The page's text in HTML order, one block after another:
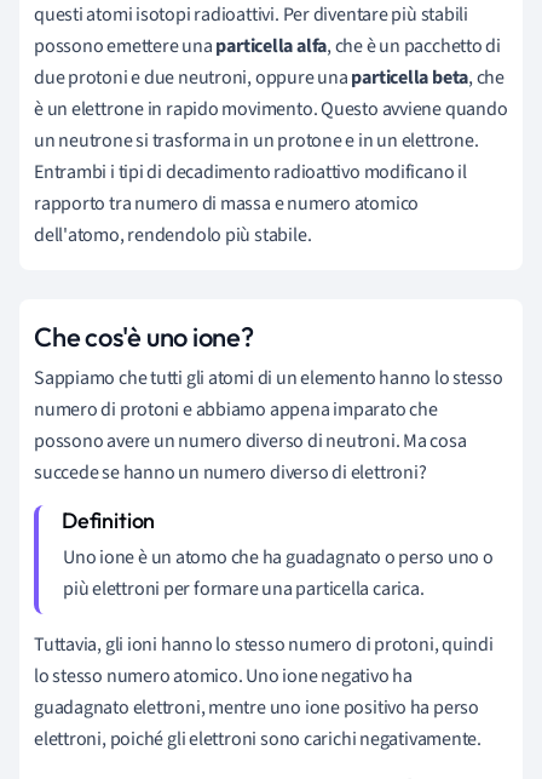
questi atomi isotopi radioattivi. Per diventare più stabili
possono emettere unaparticella alfa, che è un pacchetto di
due protoni e due neutroni, oppure unaparticella beta, che
è un elettrone in rapido movimento. Questo avviene quando
un neutrone si trasforma in un protone e in un elettrone.
Entrambi i tipi di decadimento radioattivo modificano il
rapporto tra numero di massa e numero atomico
dell'atomo, rendendolo più stabile.
Che cos'è uno ione?
Sappiamo che tutti gli atomi di un elemento hanno lo stesso
numero di protoni e abbiamo appena imparato che
possono avere un numero diverso di neutroni. Ma cosa
succede se hanno un numero diverso di elettroni?
Uno ione è un atomo che ha guadagnato o perso uno o
più elettroni per formare una particella carica.
Tuttavia, gli ioni hanno lo stesso numero di protoni, quindi
lo stesso numero atomico. Uno ione negativo ha
guadagnato elettroni, mentre uno ione positivo ha perso
elettroni, poiché gli elettroni sono carichi negativamente.